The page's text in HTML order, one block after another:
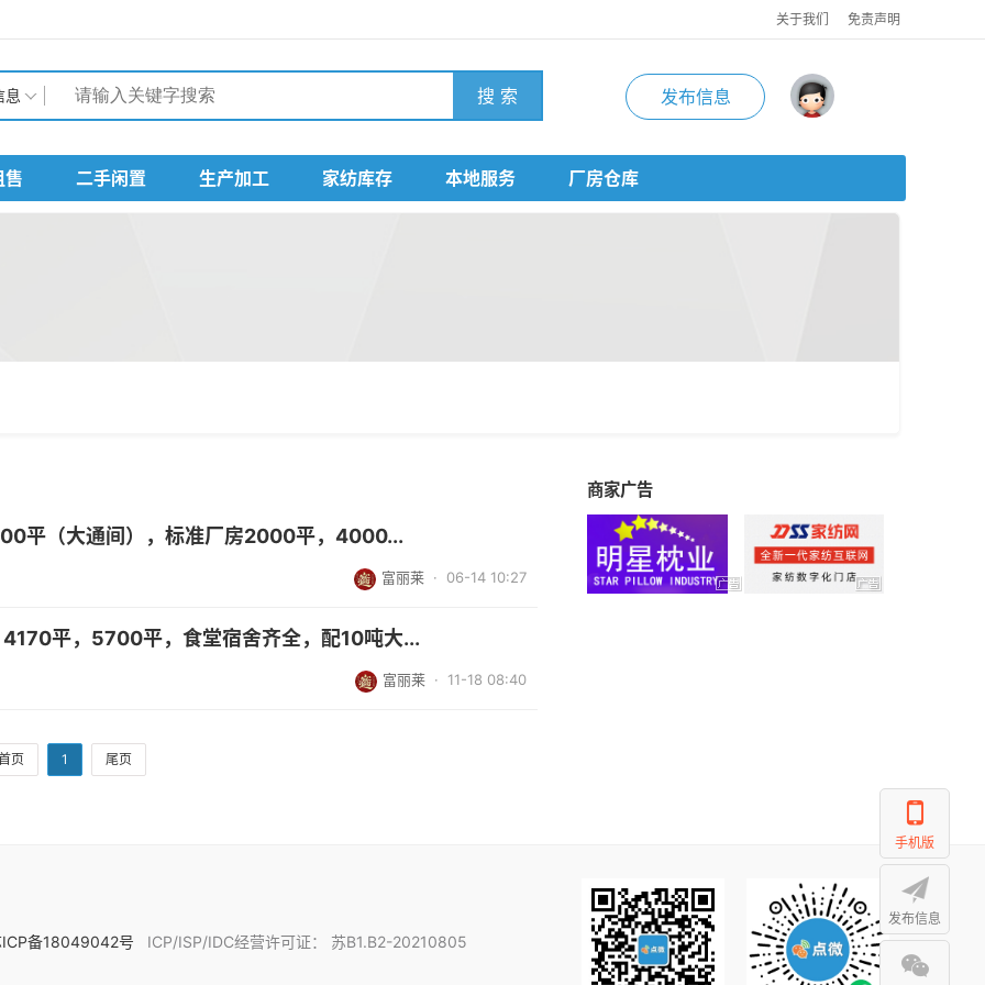
关于我们 免责声明
息 搜 索 发布信息
售 二手闲置 生产加工 家纺库存 本地服务 厂房仓库
平（大通间），标准厂房2000平，4000...
富丽莱 · 06-14 10:27
平，5700平，食堂宿舍齐全，配10吨大...
富丽莱 · 11-18 08:40
页 1 尾页
商家广告
备18049042号 ICP/ISP/IDC经营许可证： 苏B1.B2-20210805
手机版
发布信息